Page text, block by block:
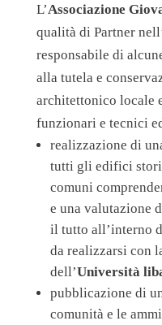
L’Associazione
qualità di Partner
responsabile di
alla tutela e
architettonico locale
funzionari e tecnici
realizzazione di
tutti gli edifici
comuni
e una valutazione
il tutto all’interno
da realizzarsi con
dell’Università
pubblicazione di
comunità e le